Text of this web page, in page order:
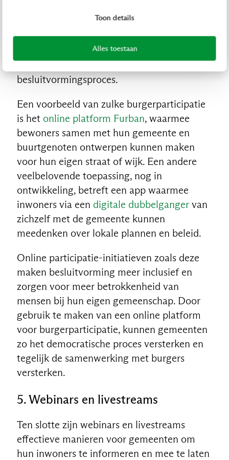
Toon details
Alles toestaan
Deze platforms stellen burgers in staat om
ideeën in te dienen, feedback te geven op
voorgestelde beleidsmaatregelen en hun
stem te laten horen in het
besluitvormingsproces.
Een voorbeeld van zulke burgerparticipatie
is het online platform Furban, waarmee
bewoners samen met hun gemeente en
buurtgenoten ontwerpen kunnen maken
voor hun eigen straat of wijk. Een andere
veelbelovende toepassing, nog in
ontwikkeling, betreft een app waarmee
inwoners via een digitale dubbelgangervan
zichzelf met de gemeente kunnen
meedenken over lokale plannen en beleid.
Online participatie-initiatieven zoals deze
maken besluitvorming meer inclusief en
zorgen voor meer betrokkenheid van
mensen bij hun eigen gemeenschap. Door
gebruik te maken van een online platform
voor burgerparticipatie, kunnen gemeenten
zo het democratische proces versterken en
tegelijk de samenwerking met burgers
versterken.
5. Webinars en livestreams
Ten slotte zijn webinars en livestreams
effectieve manieren voor gemeenten om
hun inwoners te informeren en mee te laten